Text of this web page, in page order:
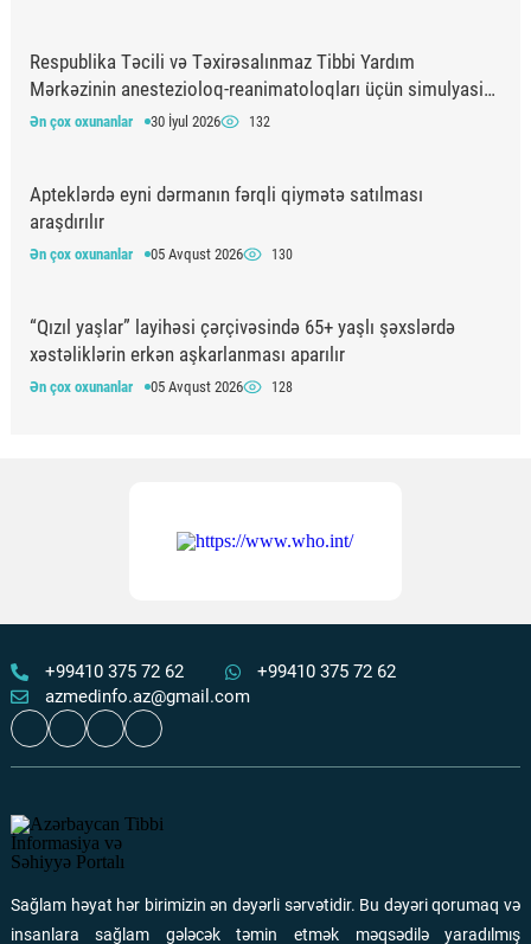
Respublika Təcili və Təxirəsalınmaz Tibbi Yardım
Mərkəzinin anestezioloq-reanimatoloqları üçün simulyasiya
təlimi keçirilib
Ən çox oxunanlar 30 İyul 2026 132
Apteklərdə eyni dərmanın fərqli qiymətə satılması
araşdırılır
Ən çox oxunanlar 05 Avqust 2026 130
“Qızıl yaşlar” layihəsi çərçivəsində 65+ yaşlı şəxslərdə
xəstəliklərin erkən aşkarlanması aparılır
Ən çox oxunanlar 05 Avqust 2026 128
TƏBİB-dən izahlı video
Şuşa şəhərində təcili tibbi yardım bölməsi fəaliyyətə
başlayıb
“Quran və peyğəmbərin sünnəsi” anlayışının mənşəyi və
Ən çox oxunanlar
+99410 375 72 62
+99410 375 72 62
azmedinfo.az@gmail.com
Sağlam həyat hər birimizin ən dəyərli sərvətidir. Bu dəyəri qorumaq və
insanlara sağlam gələcək təmin etmək məqsədilə yaradılmış